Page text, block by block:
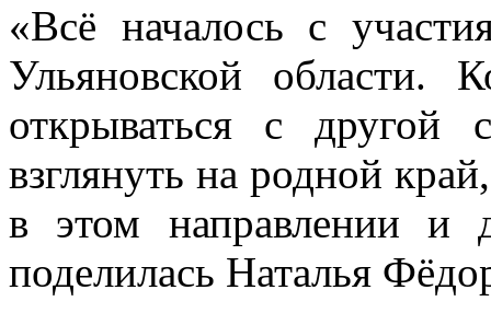
«Всё началось с
Ульяновской области.
открываться с другой
взглянуть на родной
в этом направлении и
поделилась Наталья